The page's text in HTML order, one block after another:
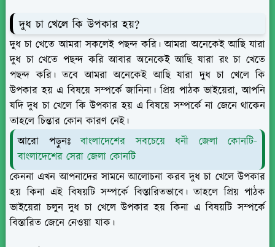
দুধ চা খেলে কি উপকার হয়?
দুধ চা খেতে আমরা সকলেই পছন্দ করি। আমরা অনেকেই আছি যারা
দুধ চা খেতে পছন্দ করি আবার অনেকেই আছি যারা রং চা খেতে
পছন্দ করি। তবে আমরা অনেকেই আছি যারা দুধ চা খেলে কি
উপকার হয় এ বিষয়ে সম্পর্কে জানিনা। প্রিয় পাঠক ভাইয়েরা, আপনি
যদি দুধ চা খেলে কি উপকার হয় এ বিষয়ে সম্পর্কে না জেনে থাকেন
তাহলে চিন্তার কোন কারণ নেই।
আরো পড়ুনঃবাংলাদেশের সবচেয়ে ধনী জেলা কোনটি-
বাংলাদেশের সেরা জেলা কোনটি
কেননা এখন আপনাদের সামনে আলোচনা করব দুধ চা খেলে উপকার
হয় কিনা এই বিষয়টি সম্পর্কে বিস্তারিতভাবে। তাহলে প্রিয় পাঠক
ভাইয়েরা চলুন দুধ চা খেলে উপকার হয় কিনা এ বিষয়টি সম্পর্কে
বিস্তারিত জেনে নেওয়া যাক।